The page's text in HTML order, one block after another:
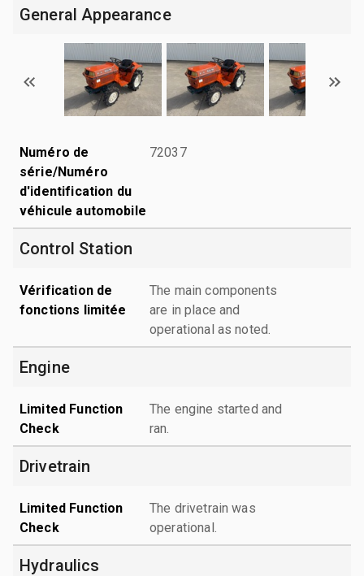
General Appearance
Numéro de
série/Numéro
d'identification du
véhicule automobile
72037
Control Station
Vérification de
fonctions limitée
The main components
are in place and
operational as noted.
Engine
Limited Function
Check
The engine started and
ran.
Drivetrain
Limited Function
Check
The drivetrain was
operational.
Hydraulics